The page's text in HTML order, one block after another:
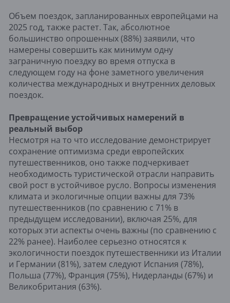
Объем поездок, запланированных европейцами на
2025 год, также растет. Так, абсолютное
большинство опрошенных (88%) заявили, что
намерены совершить как минимум одну
заграничную поездку во время отпуска в
следующем году на фоне заметного увеличения
количества международных и внутренних деловых
поездок.
Превращение устойчивых намерений в
реальный выбор
Несмотря на то что исследование демонстрирует
сохранение оптимизма среди европейских
путешественников, оно также подчеркивает
необходимость туристической отрасли направить
свой рост в устойчивое русло. Вопросы изменения
климата и экологичные опции важны для 73%
путешественников (по сравнению с 71% в
предыдущем исследовании), включая 25%, для
которых эти аспекты очень важны (по сравнению с
22% ранее). Наиболее серьезно относятся к
экологичности поездок путешественники из Италии
и Германии (81%), затем следуют Испания (78%),
Польша (77%), Франция (75%), Нидерланды (67%) и
Великобритания (63%).